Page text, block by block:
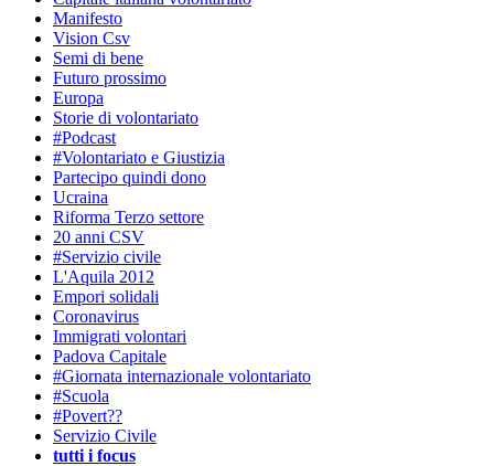
Manifesto
Vision Csv
Semi di bene
Futuro prossimo
Europa
Storie di volontariato
#Podcast
#Volontariato e Giustizia
Partecipo quindi dono
Ucraina
Riforma Terzo settore
20 anni CSV
#Servizio civile
L'Aquila 2012
Empori solidali
Coronavirus
Immigrati volontari
Padova Capitale
#Giornata internazionale volontariato
#Scuola
#Povert??
Servizio Civile
tutti i focus